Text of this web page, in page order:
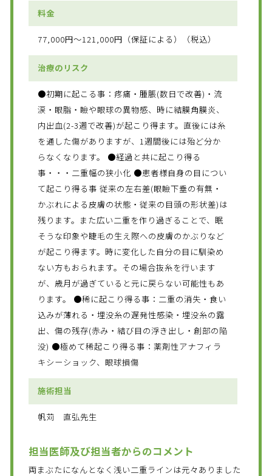
料金
77,000円～121,000円（保証による）（税込）
治療のリスク
●初期に起こる事：疼痛・腫脹(数日で改善)・流
涙・眼脂・瞼や眼球の異物感、時に結膜角膜炎、
内出血(2-3週で改善)が起こり得ます。直後には糸
を通した傷がありますが、1週間後には殆ど分か
らなくなります。 ●経過と共に起こり得る
事・・・二重幅の狭小化 ●患者様自身の目につい
て起こり得る事 従来の左右差(眼瞼下垂の有無・
かぶれによる皮膚の状態・従来の目頭の形状差)は
残ります。また広い二重を作り過ぎることで、眠
そうな印象や睫毛の生え際への皮膚のかぶりなど
が起こり得ます。時に変化した自分の目に馴染め
ない方もおられます。その場合抜糸を行います
が、歳月が過ぎていると元に戻らない可能性もあ
ります。 ●稀に起こり得る事：二重の消失・食い
込みが薄れる・埋没糸の遅発性感染・埋没糸の露
出、傷の残存(赤み・結び目の浮き出し・創部の陥
没) ●極めて稀起こり得る事：薬剤性アナフィラ
キシーショック、眼球損傷
施術担当
帆苅 直弘先生
担当医師及び担当者からのコメント
両まぶたになんとなく浅い二重ラインは元々ありました